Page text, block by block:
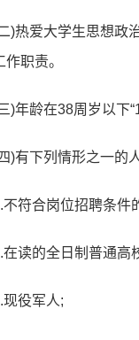
)热爱大学生思想政
职责。
)年龄在38周岁以下
)有下列情形之一的
不符合岗位招聘条件
在读的全日制普通高
现役军人;